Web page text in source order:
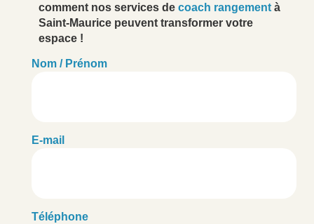
comment nos services de coach rangement à
Saint-Maurice peuvent transformer votre
espace !
Nom / Prénom
E-mail
Téléphone